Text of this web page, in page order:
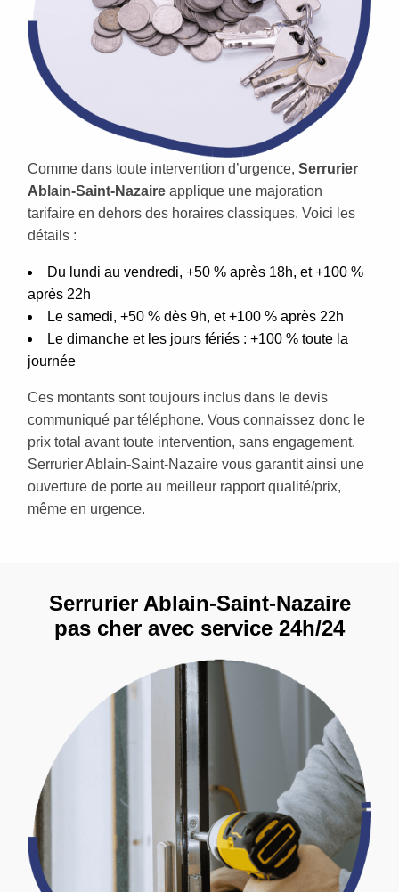
Comme dans toute intervention d’urgence, Serrurier
Ablain-Saint-Nazaire applique une majoration
tarifaire en dehors des horaires classiques. Voici les
détails :
Du lundi au vendredi, +50 % après 18h, et +100 %
après 22h
Le samedi, +50 % dès 9h, et +100 % après 22h
Le dimanche et les jours fériés : +100 % toute la
journée
Ces montants sont toujours inclus dans le devis
communiqué par téléphone. Vous connaissez donc le
prix total avant toute intervention, sans engagement.
Serrurier Ablain-Saint-Nazaire vous garantit ainsi une
ouverture de porte au meilleur rapport qualité/prix,
même en urgence.
Serrurier Ablain-Saint-Nazaire
pas cher avec service 24h/24